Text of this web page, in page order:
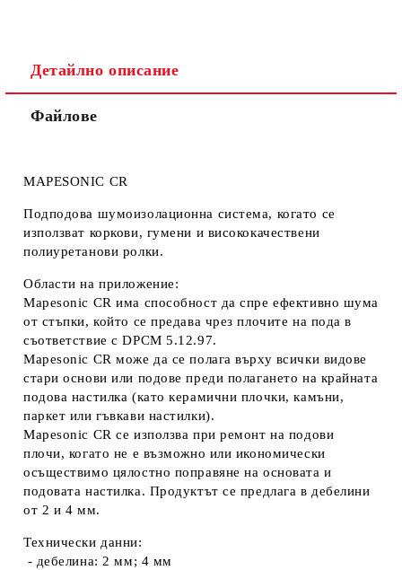
Детайлно описание
Файлове
MAPESONIC CR
Подподова шумоизолационна система, когато се
използват коркови, гумени и висококачествени
полиуретанови ролки.
Области на приложение:
Mapesonic CR има способност да спре ефективно шума
от стъпки, който се предава чрез плочите на пода в
съответствие с DPCM 5.12.97.
Mapesonic CR може да се полага върху всички видове
стари основи или подове преди полагането на крайната
подова настилка (като керамични плочки, камъни,
паркет или гъвкави настилки).
Mapesonic CR се използва при ремонт на подови
плочи, когато не е възможно или икономически
осъществимо цялостно поправяне на основата и
подовата настилка. Продуктът се предлага в дебелини
от 2 и 4 мм.
Технически данни:
- дебелина: 2 мм; 4 мм